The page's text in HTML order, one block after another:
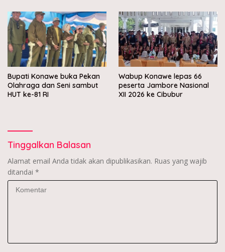
Bupati Konawe buka Pekan
Olahraga dan Seni sambut
HUT ke-81 RI
Wabup Konawe lepas 66
peserta Jambore Nasional
XII 2026 ke Cibubur
Tinggalkan Balasan
Alamat email Anda tidak akan dipublikasikan. Ruas yang wajib
ditandai *